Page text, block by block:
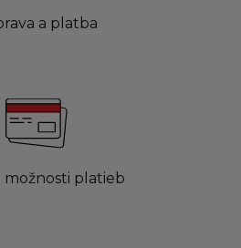
a platba
možnosti platieb